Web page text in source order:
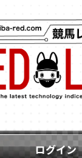
ログイン